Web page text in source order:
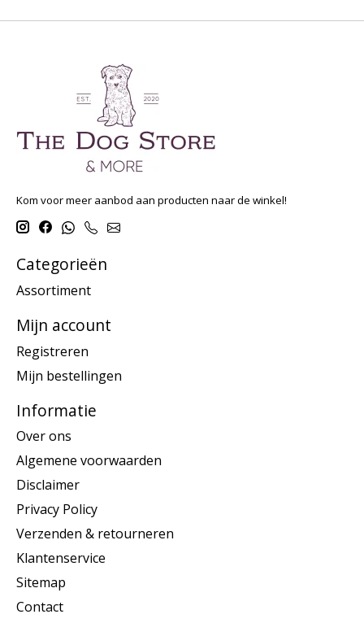
Kom voor meer aanbod aan producten naar de winkel!
Categorieën
Assortiment
Mijn account
Registreren
Mijn bestellingen
Informatie
Over ons
Algemene voorwaarden
Disclaimer
Privacy Policy
Verzenden & retourneren
Klantenservice
Sitemap
Contact